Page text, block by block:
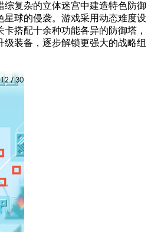
综复杂的立体迷宫中建造特色防御
星球的侵袭。游戏采用动态难度设
搭配十余种功能各异的防御塔，
装备，逐步解锁更强大的战略组